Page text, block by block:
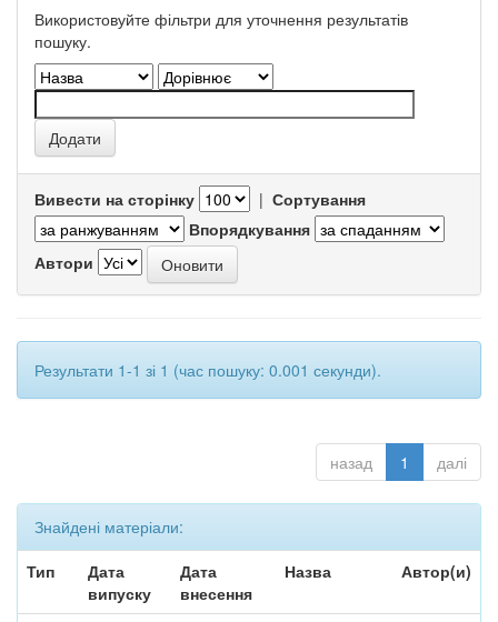
Використовуйте фільтри для уточнення результатів
пошуку.
Вивести на сторінку | Сортування
Впорядкування
Автори
Результати 1-1 зі 1 (час пошуку: 0.001 секунди).
назад 1 далі
Знайдені матеріали:
Тип
Дата
випуску
Дата
внесення
Назва Автор(и)